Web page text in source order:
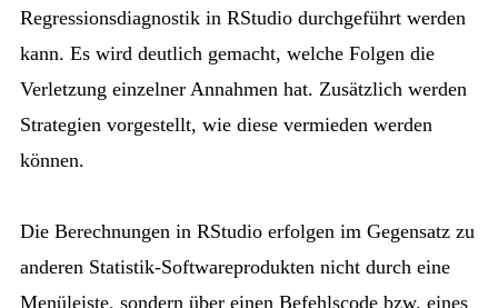
Regressionsdiagnostik in RStudio durchgeführt werden
kann. Es wird deutlich gemacht, welche Folgen die
Verletzung einzelner Annahmen hat. Zusätzlich werden
Strategien vorgestellt, wie diese vermieden werden
können.
Die Berechnungen in RStudio erfolgen im Gegensatz zu
anderen Statistik-Softwareprodukten nicht durch eine
Menüleiste, sondern über einen Befehlscode bzw. eines